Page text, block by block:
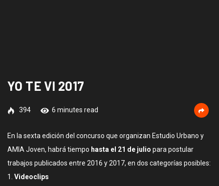
YO TE VI 2017
394 6 minutes read
En la sexta edición del concurso que organizan Estudio Urbano y
AMIA Joven, habrá tiempo hasta el 21 de julio para postular
trabajos publicados entre 2016 y 2017, en dos categorías posibles:
1. Videoclips